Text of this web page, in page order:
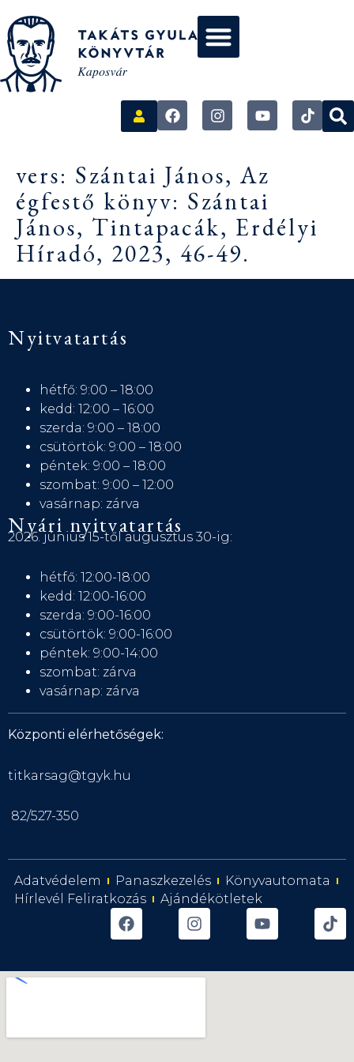
vers: Szántai János, Az
égfestő könyv: Szántai
János, Tintapacák, Erdélyi
Híradó, 2023, 46-49.
Nyitvatartás
hétfő: 9:00 – 18:00
kedd: 12:00 – 16:00
szerda: 9:00 – 18:00
csütörtök: 9:00 – 18:00
péntek: 9:00 – 18:00
szombat: 9:00 – 12:00
vasárnap: zárva
Nyári nyitvatartás
2026. június 15-től augusztus 30-ig:
hétfő: 12:00-18:00
kedd: 12:00-16:00
szerda: 9:00-16:00
csütörtök: 9:00-16:00
péntek: 9:00-14:00
szombat: zárva
vasárnap: zárva
Központi elérhetőségek:
titkarsag@tgyk.hu
82/527-350
Adatvédelem Panaszkezelés
Könyvautomata
Hírlevél Feliratkozás
Ajándékötletek